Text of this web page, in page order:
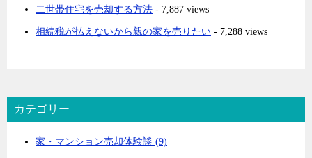
二世帯住宅を売却する方法 - 7,887 views
相続税が払えないから親の家を売りたい - 7,288 views
カテゴリー
家・マンション売却体験談 (9)